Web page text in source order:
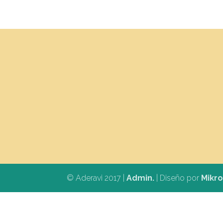
© Aderavi 2017 |Admin. | Diseño por